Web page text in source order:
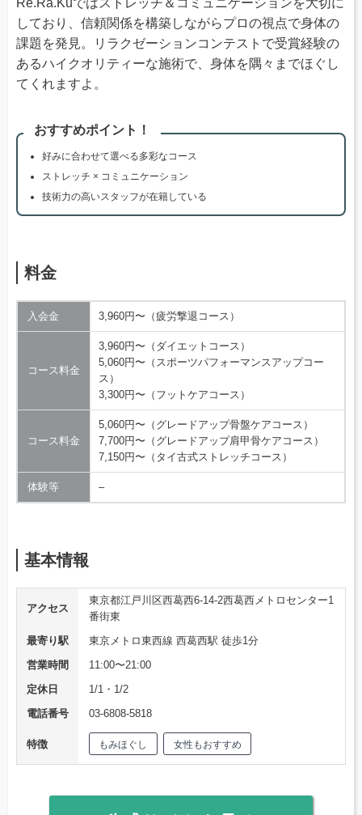
Re.Ra.Kuではストレッチ＆コミュニケーションを大切に
しており、信頼関係を構築しながらプロの視点で身体の
課題を発見。リラクゼーションコンテストで受賞経験の
あるハイクオリティーな施術で、身体を隅々までほぐし
てくれますよ。
おすすめポイント！
好みに合わせて選べる多彩なコース
ストレッチ × コミュニケーション
技術力の高いスタッフが在籍している
料金
入会金 3,960円〜（疲労撃退コース）
コース料金
3,960円〜（ダイエットコース）
5,060円〜（スポーツパフォーマンスアップコー
ス）
3,300円〜（フットケアコース）
コース料金
5,060円〜（グレードアップ骨盤ケアコース）
7,700円〜（グレードアップ肩甲骨ケアコース）
7,150円〜（タイ古式ストレッチコース）
体験等 –
基本情報
アクセス
東京都江戸川区西葛西6-14-2西葛西メトロセンター1
番街東
最寄り駅
東京メトロ東西線 西葛西駅 徒歩1分
営業時間
11:00〜21:00
定休日
1/1・1/2
電話番号
03-6808-5818
特徴 もみほぐし 女性もおすすめ